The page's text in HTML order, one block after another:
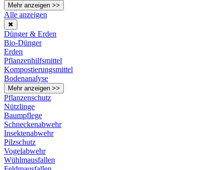
Mehr anzeigen >>
Alle anzeigen
✖
Dünger & Erden
Bio-Dünger
Erden
Pflanzenhilfsmittel
Kompostierungsmittel
Bodenanalyse
Mehr anzeigen >>
Pflanzenschutz
Nützlinge
Baumpflege
Schneckenabwehr
Insektenabwehr
Pilzschutz
Vogelabwehr
Wühlmausfallen